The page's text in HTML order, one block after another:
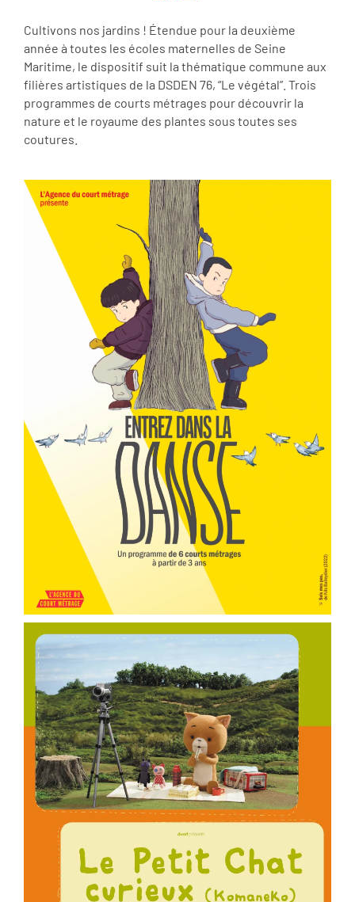
Cultivons nos jardins ! Étendue pour la deuxième
année à toutes les écoles maternelles de Seine
Maritime, le dispositif suit la thématique commune aux
filières artistiques de la DSDEN 76, “Le végétal”. Trois
programmes de courts métrages pour découvrir la
nature et le royaume des plantes sous toutes ses
coutures.
Voir la fiche film
ème